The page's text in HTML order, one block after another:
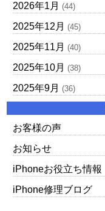
2026年1月 (44)
2025年12月 (45)
2025年11月 (40)
2025年10月 (38)
2025年9月 (36)
お客様の声
お知らせ
iPhoneお役立ち情報
iPhone修理ブログ